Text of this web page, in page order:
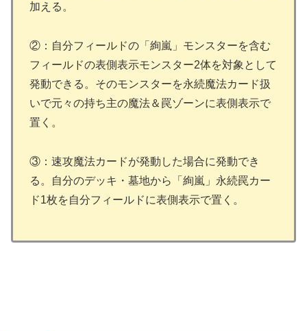
加える。
②：自分フィールドの「絢嵐」モンスターを含む
フィールドの表側表示モンスター2体を対象として
発動できる。そのモンスターを永続魔法カード扱
いで元々の持ち主の魔法＆罠ゾーンに表側表示で
置く。
③：速攻魔法カードが発動した場合に発動でき
る。自分のデッキ・墓地から「絢嵐」永続罠カー
ド1枚を自分フィールドに表側表示で置く。